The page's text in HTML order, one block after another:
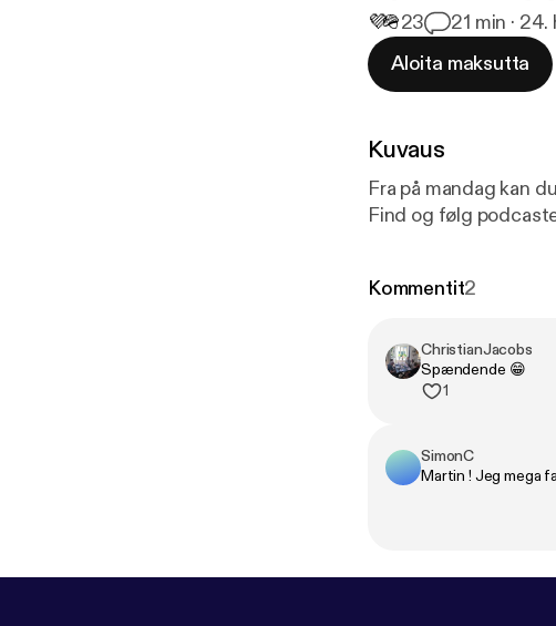
💜🪖23 21 min ·
Aloita maksutta
Kuvaus
Fra på mandag kan
Find og følg
Kommentit2
ChristianJacobs
Spændende 😁
1
SimonC
Martin ! Jeg mega